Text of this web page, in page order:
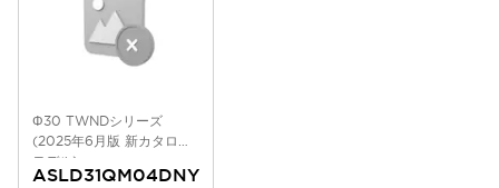
Φ30 TWNDシリーズ
(2025年6月版 新カタログ
モデル)
ASLD31QM04DNY